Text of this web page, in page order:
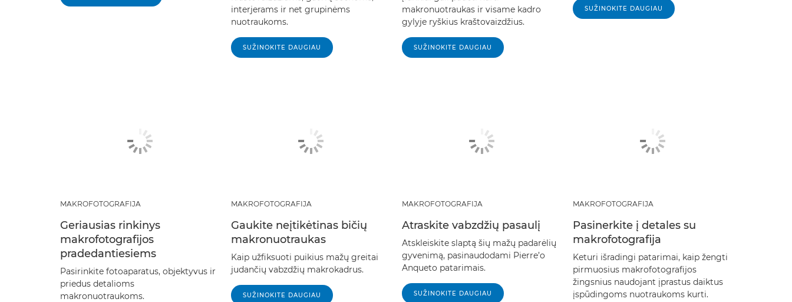
interjerams ir net grupinėms
nuotraukoms.
SUŽINOKITE DAUGIAU
makronuotraukas ir visame kadro
gylyje ryškius kraštovaizdžius.
SUŽINOKITE DAUGIAU
SUŽINOKITE DAUGIAU
MAKROFOTOGRAFIJA
Geriausias rinkinys
makrofotografijos
pradedantiesiems
Pasirinkite fotoaparatus, objektyvus ir
priedus detalioms
makronuotraukoms.
MAKROFOTOGRAFIJA
Gaukite neįtikėtinas bičių
makronuotraukas
Kaip užfiksuoti puikius mažų greitai
judančių vabzdžių makrokadrus.
SUŽINOKITE DAUGIAU
MAKROFOTOGRAFIJA
Atraskite vabzdžių pasaulį
Atskleiskite slaptą šių mažų padarėlių
gyvenimą, pasinaudodami Pierre’o
Anqueto patarimais.
SUŽINOKITE DAUGIAU
MAKROFOTOGRAFIJA
Pasinerkite į detales su
makrofotografija
Keturi išradingi patarimai, kaip žengti
pirmuosius makrofotografijos
žingsnius naudojant įprastus daiktus
įspūdingoms nuotraukoms kurti.